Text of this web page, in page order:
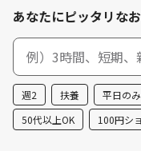
あなたにピッタリな
週2 扶養 平日のみ
50代以上OK
100円シ